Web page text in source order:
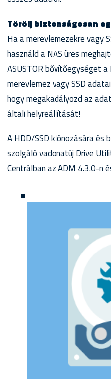
Törölj biztonságosan
Ha a merevlemezekre vagy
használd a NAS üres
ASUSTOR bővítőegységet
merevlemez vagy SSD
hogy megakadályozd az
általi helyreállítását!
A HDD/SSD klónozására és
szolgáló vadonatúj Drive
Centrálban az ADM 4.3.0-n